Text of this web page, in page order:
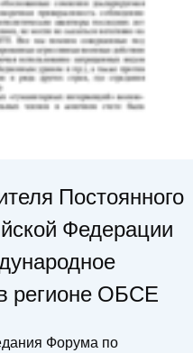
Постоянного
Федерации
регионе ОБСЕ
Форума по